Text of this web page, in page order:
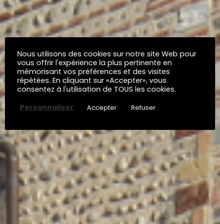
Nous utilisons des cookies sur notre site Web pour
vous offrir l'expérience la plus pertinente en
mémorisant vos préférences et des visites
répétées. En cliquant sur «Accepter», vous
consentez à l'utilisation de TOUS les cookies.
Personnaliser
Accepter Refuser